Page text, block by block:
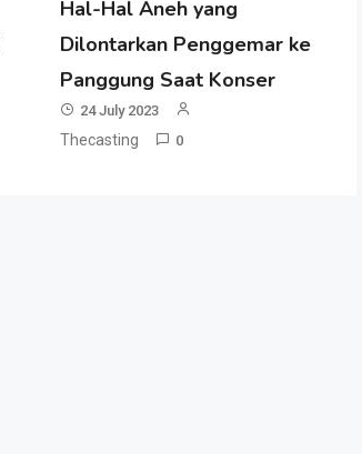
Hal-Hal Aneh yang
Dilontarkan Penggemar ke
Panggung Saat Konser
24 July 2023
Thecasting 0